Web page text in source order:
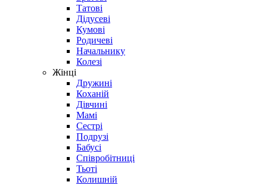
Татові
Дідусеві
Кумові
Родичеві
Начальнику
Колезі
Жінці
Дружині
Коханій
Дівчині
Мамі
Сестрі
Подрузі
Бабусі
Співробітниці
Тьоті
Колишній